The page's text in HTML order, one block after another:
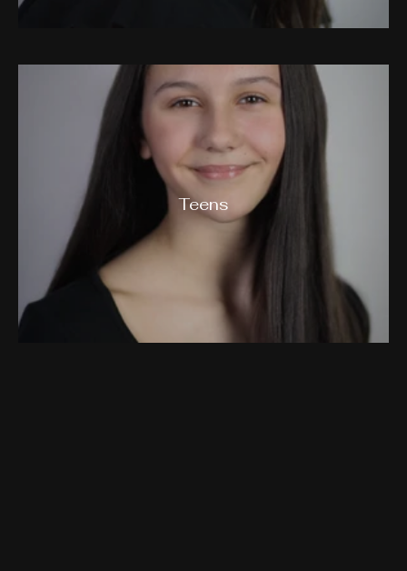
Teens